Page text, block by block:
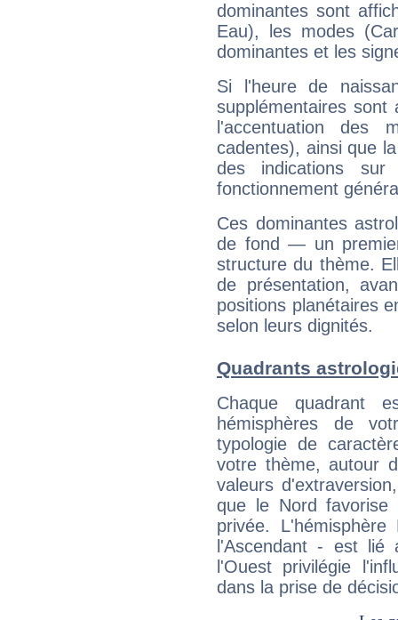
dominantes sont
Eau), les modes
dominantes et les
Si l'heure de
supplémentaires sont
l'accentuation des
cadentes), ainsi que
des indications sur
fonctionnement
Ces dominantes
de fond — un
structure du thème.
de présentation,
positions planétaires
selon leurs dignités.
Quadrants
Chaque quadrant
hémisphères de
typologie de
votre thème, autour
valeurs
que le Nord favorise
privée.
l'Ascendant - est
l'Ouest privilégie
dans la prise de